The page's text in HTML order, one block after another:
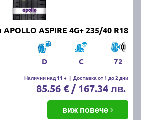
ASPIRE 4G+ 235/40 R18
D C 72
Налични над 11 + | Доставка от 1 до 2 дни
85.56 € / 167.34 лв.
виж повече